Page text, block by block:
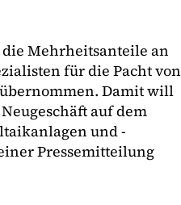
die Mehrheitsanteile an
für die Pacht von
Damit will
auf dem
und -
Pressemitteilung